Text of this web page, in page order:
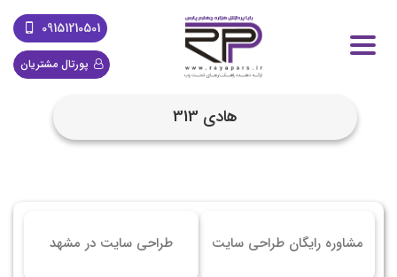
09151210501
پورتال مشتریان
هادی 313
مشاوره رایگان طراحی سایت طراحی سایت در مشهد